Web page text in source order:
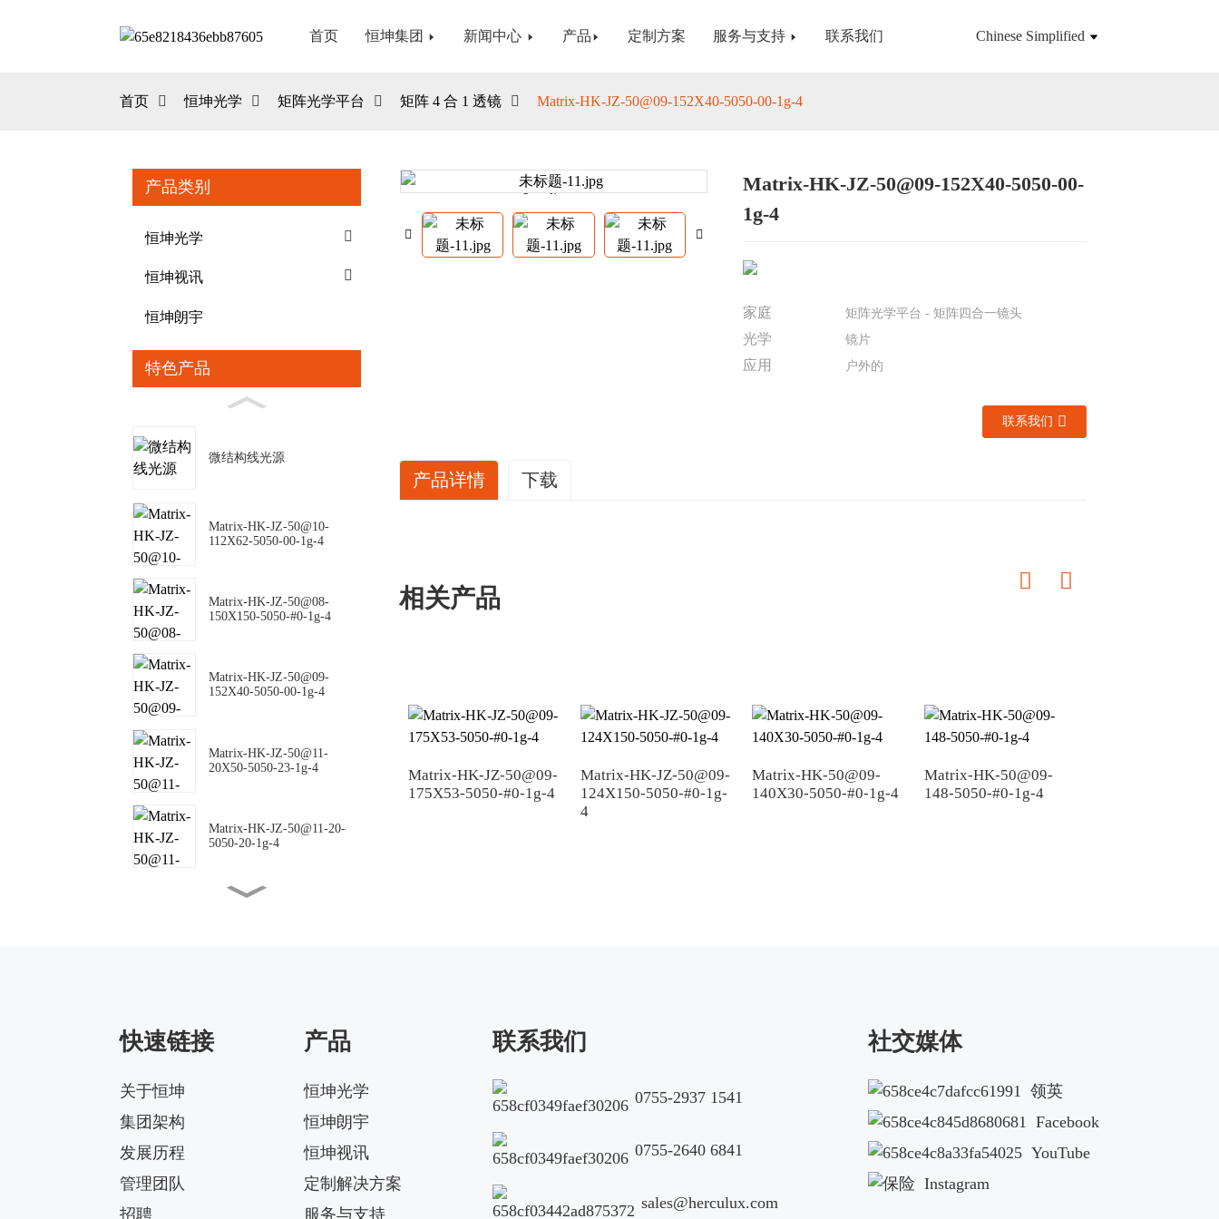
首页 恒坤集团 新闻中心 产品 定制方案 服务与支持 联系我们 Chinese Simplified
首页 恒坤光学 矩阵光学平台 矩阵 4 合 1 透镜 Matrix-HK-JZ-50@09-152X40-5050-00-1g-4
产品类别
恒坤光学
恒坤视讯
恒坤朗宇
特色产品
微结构线光源
Matrix-HK-JZ-50@10-
112X62-5050-00-1g-4
Matrix-HK-JZ-50@08-
150X150-5050-#0-1g-4
Matrix-HK-JZ-50@09-
152X40-5050-00-1g-4
Matrix-HK-JZ-50@11-
20X50-5050-23-1g-4
Matrix-HK-JZ-50@11-20-
5050-20-1g-4
Matrix-HK-JZ-50@09-
Matrix-HK-JZ-50@12-
24X88-5050-#0-1g-4
Loading...
Loading... Loading...
Loading... Loading...
Loading...
Matrix-HK-JZ-50@09-152X40-5050-00-
1g-4
家庭 矩阵光学平台 - 矩阵四合一镜头
光学 镜片
应用 户外的
联系我们
产品详情 下载
相关产品
Matrix-HK-JZ-50@09-
175X53-5050-#0-1g-4
Matrix-HK-JZ-50@09-
124X150-5050-#0-1g-
4
Matrix-HK-50@09-
140X30-5050-#0-1g-4
Matrix-HK-50@09-
148-5050-#0-1g-4
快速链接
关于恒坤
集团架构
发展历程
管理团队
招聘
产品
恒坤光学
恒坤朗宇
恒坤视讯
定制解决方案
服务与支持
联系我们
0755-2937 1541
0755-2640 6841
sales@herculux.com
社交媒体
领英
Facebook
YouTube
Instagram